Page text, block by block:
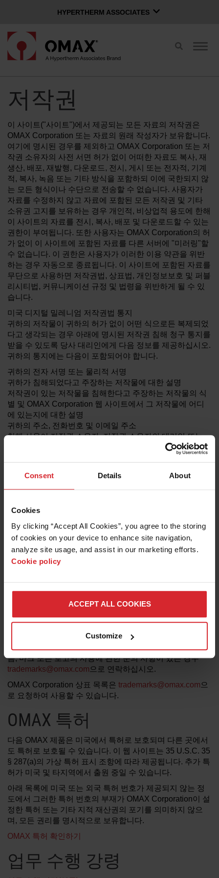
Consent Details About
Cookies
By clicking “Accept All Cookies”, you agree to the storing
of cookies on your device to enhance site navigation,
analyze site usage, and assist in our marketing efforts.
Cookie policy
ACCEPT ALL COOKIES
Customize
HYPERTHERM ASSOCIATES
Hypertherm 플라즈마
검
탐
로그인 페이지
워터젯 구매
OMAX 혁신
OMAX의 장점
워터젯 절단 더 알아보기
저작권
이 사이트("사이트")에서 제공되는 모든 자료의 저작권은
OMAX Corporation 또는 자료의 원래 작성자가 보유합니다.
여기에 명시된 경우를 제외하고 OMAX Corporation 또는 저
작권 소유자의 사전 서면 허가 없이 어떠한 자료도 복사, 재
생산, 배포, 재발행, 다운로드, 전시, 게시 또는 전자적, 기계
적, 복사, 녹음 또는 기타 방식을 포함하되 이에 국한되지 않
는 모든 형식이나 수단으로 전송할 수 없습니다. 사용자가
자료를 수정하지 않고 자료에 포함된 모든 저작권 및 기타
소유권 고지를 보유하는 경우 개인적, 비상업적 용도에 한해
이 사이트의 자료를 전시, 복사, 배포 및 다운로드할 수 있는
권한이 부여됩니다. 또한 사용자는 OMAX Corporation의 허
가 없이 이 사이트에 포함된 자료를 다른 서버에 "미러링"할
수 없습니다. 이 권한은 사용자가 이러한 이용 약관을 위반
하는 경우 자동으로 종료됩니다. 이 사이트에 포함된 자료를
무단으로 사용하면 저작권법, 상표법, 개인정보보호 및 퍼블
리시티법, 커뮤니케이션 규정 및 법령을 위반하게 될 수 있
습니다.
미국 디지털 밀레니엄 저작권법 통지
귀하의 저작물이 귀하의 허가 없이 어떤 식으로든 복제되었
다고 생각되는 경우 아래에 명시된 저작권 침해 청구 통지를
받을 수 있도록 당사 대리인에게 다음 정보를 제공하십시오.
귀하의 통지에는 다음이 포함되어야 합니다.
귀하의 전자 서명 또는 물리적 서명
귀하가 침해되었다고 주장하는 저작물에 대한 설명
저작권이 있는 저작물을 침해한다고 주장하는 저작물의 식
별 및 OMAX Corporation 웹 사이트에서 그 저작물에 어디
에 있는지에 대한 설명
귀하의 주소, 전화번호 및 이메일 주소
침해 사용이 저작권 소유자, 저작권 소유자의 대리인 또는
법률에 의해 승인되지 않았다는 선의의 믿음이 있다는 귀하
상기 정보가 정확하고 귀하가 저작권 소유자이거나 저작권
소유자를 대신할 권한이 있다는 귀하의 진술.
저작권 침해 청구 통지를 받을 대리인에게는
상표
이 사이트에 사용되고 표시되는 상표 및 로고("상표")는
표 소유자의 사전 서면 동의 없이 사용할 수 없습니다.
OMAX Corporation의 미등록 상표는 "TM" 기호로 표시해야
하며 다음과 같은 귀속 문구를 병기해야 합니다. "XYZ는
OMAX Corporation의 상표입니다." OMAX Corporation의
등록 상표는 "®" 기호로 표시해야 하며 다음과 같은 귀속 문
구를 병기해야 합니다. "XYZ는 OMAX Corporation의 등록
상표입니다." 이러한 상표 또는 기타 OMAX Corporation 이
름, 마크 또는 로고의 사용에 관한 문의 사항이 있는 경우
trademarks@omax.com 으로 연락하십시오.
OMAX Corporation 상표 목록은 trademarks@omax.com 으
로 요청하여 사용할 수 있습니다.
OMAX 특허
다음 OMAX 제품은 미국에서 특허로 보호되며 다른 곳에서
도 특허로 보호될 수 있습니다. 이 웹 사이트는 35 U.S.C. 35
§ 287(a)의 가상 특허 표시 조항에 따라 제공됩니다. 추가 특
허가 미국 및 타지역에서 출원 중일 수 있습니다.
아래 목록에 미국 또는 외국 특허 번호가 제공되지 않는 정
도에서 그러한 특허 번호의 부재가 OMAX Corporation이 설
정한 특허 또는 기타 지적 재산권의 포기를 의미하지 않으
며, 모든 권리를 명시적으로 보유합니다.
OMAX 특허 확인하기
업무 수행 강령